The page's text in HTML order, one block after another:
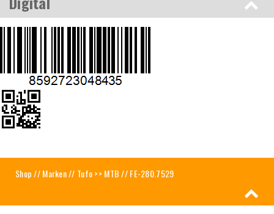
Shop//Marken// Tufo >> MTB// FE-280.7529